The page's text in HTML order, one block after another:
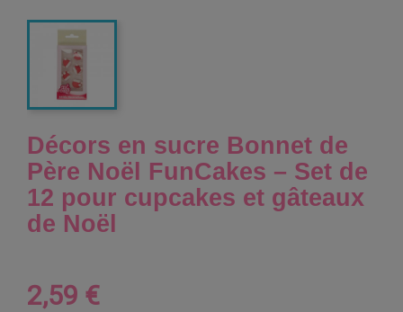
Décors en sucre Bonnet de
Père Noël FunCakes – Set de
12 pour cupcakes et gâteaux
de Noël
2,59 €